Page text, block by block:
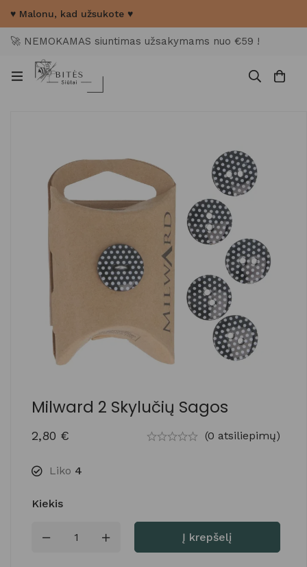
♥ Malonu, kad užsukote ♥
🚀 NEMOKAMAS siuntimas užsakymams nuo €59 !
Milward 2 Skylučių Sagos
2,80 € (0 atsiliepimų)
Liko 4
Kiekis
Į krepšelį